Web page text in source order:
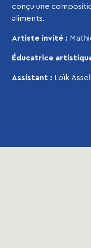
conçu une
aliments.
Artiste invité :
Éducatrice
Assistant : Loïk